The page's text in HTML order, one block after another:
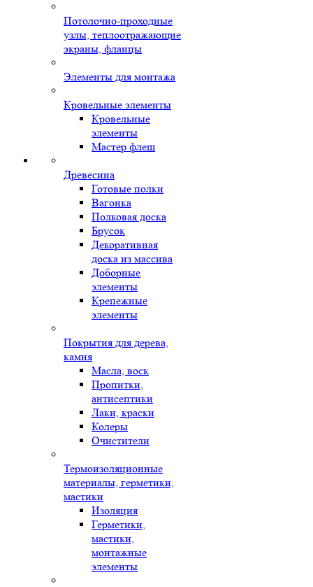
Потолочно-проходные
узлы, теплоотражающие
экраны, фланцы
Элементы для монтажа
Кровельные элементы
Кровельные
элементы
Мастер флеш
Древесина
Готовые полки
Вагонка
Полковая доска
Брусок
Декоративная
доска из массива
Доборные
элементы
Крепежные
элементы
Покрытия для дерева,
камня
Масла, воск
Пропитки,
антисептики
Лаки, краски
Колеры
Очистители
Термоизоляционные
материалы, герметики,
мастики
Изоляция
Герметики,
мастики,
монтажные
элементы